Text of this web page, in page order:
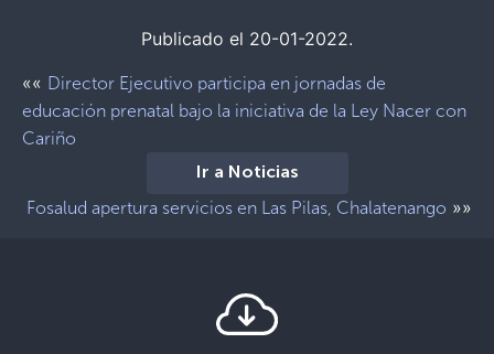
Publicado el 20-01-2022.
«« Director Ejecutivo participa en jornadas de
educación prenatal bajo la iniciativa de la Ley Nacer con
Cariño
Ir a Noticias
Fosalud apertura servicios en Las Pilas, Chalatenango »»